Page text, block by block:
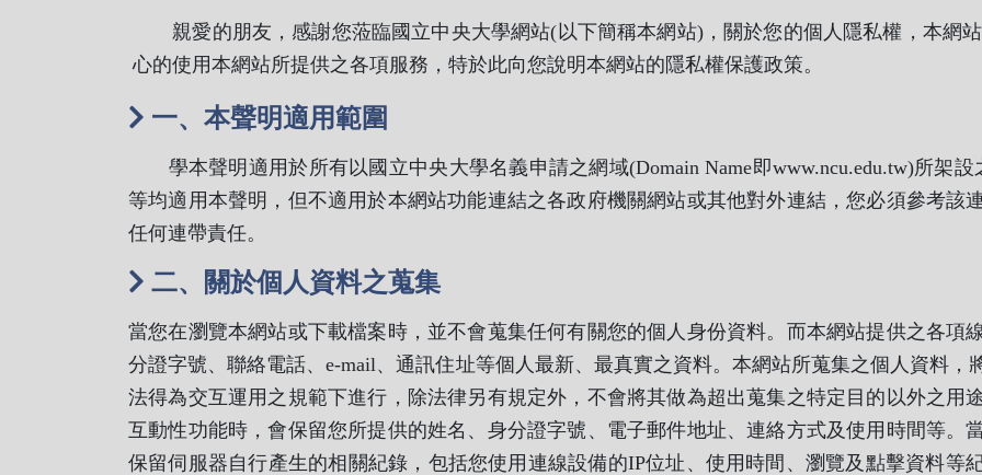
親愛的朋友，感謝您蒞臨國立中央大學網站(以下簡稱本網站)，關於您的個人隱私權，本網
心的使用本網站所提供之各項服務，特於此向您說明本網站的隱私權保護政策。
一、本聲明適用範圍
學本聲明適用於所有以國立中央大學名義申請之網域(Domain Name即www.ncu.edu.tw)所架設
等均適用本聲明，但不適用於本網站功能連結之各政府機關網站或其他對外連結，您必須參考該
任何連帶責任。
二、關於個人資料之蒐集
當您在瀏覽本網站或下載檔案時，並不會蒐集任何有關您的個人身份資料。而本網站提供之各項
分證字號、聯絡電話、e-mail、通訊住址等個人最新、最真實之資料。本網站所蒐集之個人資料
法得為交互運用之規範下進行，除法律另有規定外，不會將其做為超出蒐集之特定目的以外之用
互動性功能時，會保留您所提供的姓名、身分證字號、電子郵件地址、連絡方式及使用時間等。
保留伺服器自行產生的相關紀錄，包括您使用連線設備的IP位址、使用時間、瀏覽及點擊資料等